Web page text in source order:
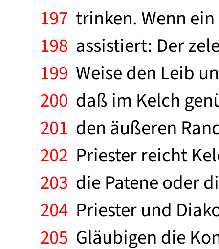
197 trinken. Wenn
198 assistiert: Der
199 Weise den Leib
200 daß im Kelch
201 den äußeren
202 Priester reicht
203 die Patene oder
204 Priester und
205 Gläubigen die